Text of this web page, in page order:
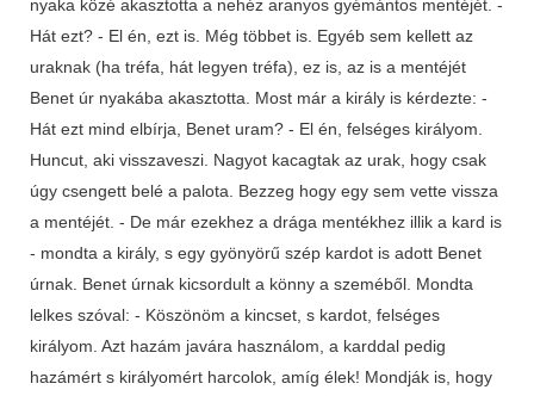
nyaka közé akasztotta a nehéz aranyos gyémántos mentéjét. -
Hát ezt? - El én, ezt is. Még többet is. Egyéb sem kellett az
uraknak (ha tréfa, hát legyen tréfa), ez is, az is a mentéjét
Benet úr nyakába akasztotta. Most már a király is kérdezte: -
Hát ezt mind elbírja, Benet uram? - El én, felséges királyom.
Huncut, aki visszaveszi. Nagyot kacagtak az urak, hogy csak
úgy csengett belé a palota. Bezzeg hogy egy sem vette vissza
a mentéjét. - De már ezekhez a drága mentékhez illik a kard is
- mondta a király, s egy gyönyörű szép kardot is adott Benet
úrnak. Benet úrnak kicsordult a könny a szeméből. Mondta
lelkes szóval: - Köszönöm a kincset, s kardot, felséges
királyom. Azt hazám javára használom, a karddal pedig
hazámért s királyomért harcolok, amíg élek! Mondják is, hogy